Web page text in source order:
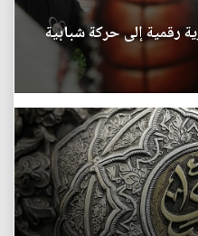
رقمية إلى حركة شبابية